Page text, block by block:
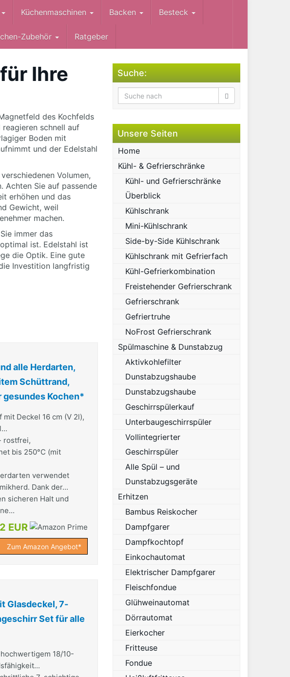
Küchenmaschinen Backen Besteck
Zubehör Ratgeber
Ihre
des Kochfelds
schnell auf
Boden mit
und der Edelstahl
Volumen,
Achten Sie auf passende
erhöhen und das
Gewicht, weil
machen.
immer das
ist. Edelstahl ist
die Optik. Eine gute
Investition langfristig
alle Herdarten,
Schüttrand,
Kochen*
Deckel 16 cm (V 2l),
rostfrei,
bis 250°C (mit
verwendet
Dank der...
sicheren Halt und
EUR
Zum Amazon Angebot*
Glasdeckel, 7-
Set für alle
18/10-
Suche:
Unsere Seiten
Home
Kühl- & Gefrierschränke
Kühl- und Gefrierschränke
Überblick
Kühlschrank
Mini-Kühlschrank
Side-by-Side Kühlschrank
Kühlschrank mit Gefrierfach
Kühl-Gefrierkombination
Freistehender Gefrierschrank
Gefrierschrank
Gefriertruhe
NoFrost Gefrierschrank
Spülmaschine & Dunstabzug
Aktivkohlefilter
Dunstabzugshaube
Dunstabzugshaube
Geschirrspülerkauf
Unterbaugeschirrspüler
Vollintegrierter
Geschirrspüler
Alle Spül – und
Dunstabzugsgeräte
Erhitzen
Bambus Reiskocher
Dampfgarer
Dampfkochtopf
Einkochautomat
Elektrischer Dampfgarer
Fleischfondue
Glühweinautomat
Dörrautomat
Eierkocher
Fritteuse
Fondue